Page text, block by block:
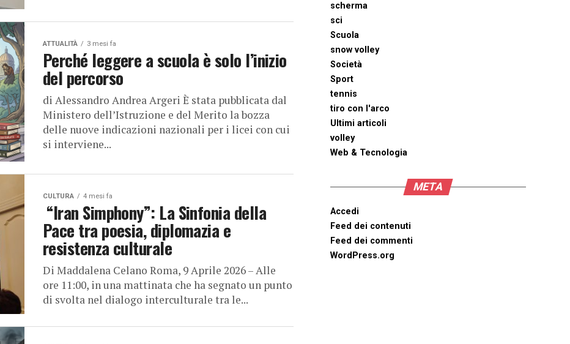
ATTUALITÀ 3 mesi fa
Perché leggere a scuola è solo l’inizio
del percorso
di Alessandro Andrea Argeri È stata pubblicata dal
Ministero dell’Istruzione e del Merito la bozza
delle nuove indicazioni nazionali per i licei con cui
si interviene...
CULTURA 4 mesi fa
“Iran Simphony”: La Sinfonia della
Pace tra poesia, diplomazia e
resistenza culturale
Di Maddalena Celano Roma, 9 Aprile 2026 – Alle
ore 11:00, in una mattinata che ha segnato un punto
di svolta nel dialogo interculturale tra le...
scherma
sci
Scuola
snow volley
Società
Sport
tennis
tiro con l'arco
Ultimi articoli
volley
Web & Tecnologia
META
Accedi
Feed dei contenuti
Feed dei commenti
WordPress.org